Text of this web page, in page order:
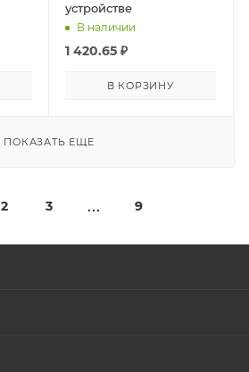
устройстве
В наличии
1 420.65₽
В КОРЗИНУ
ПОКАЗАТЬ ЕЩЕ
2 3 9